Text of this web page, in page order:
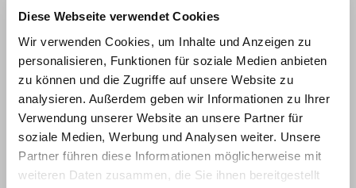
Diese Webseite verwendet Cookies
Wir verwenden Cookies, um Inhalte und Anzeigen zu
personalisieren, Funktionen für soziale Medien anbieten
zu können und die Zugriffe auf unsere Website zu
analysieren. Außerdem geben wir Informationen zu Ihrer
Verwendung unserer Website an unsere Partner für
soziale Medien, Werbung und Analysen weiter. Unsere
Partner führen diese Informationen möglicherweise mit
weiteren Daten zusammen, die Sie ihnen bereitgestellt
Signatur: RW 12
Titel: Initiative Frieden und Menschenrechte (2)
Datum: Mai - Nov. 1990